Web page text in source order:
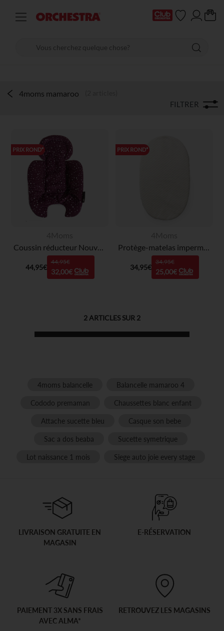
4moms mamaroo
FILTRER
PRIX ROND*
44,95€
44,95€
32,00€
PRIX ROND*
34,95€
34,95€
25,00€
2 ARTICLES SUR 2
4moms balancelle
Balancelle mamaroo 4
Cododo premaman
Chaussettes blanc enfant
Attache sucette bleu
Casque son bebe
Sac a dos beaba
Sucette symetrique
Lot naissance 1 mois
Siege auto joie every stage
LIVRAISON GRATUITE EN
MAGASIN
E-RÉSERVATION
PAIEMENT 3X SANS FRAIS
AVEC ALMA*
RETROUVEZ LES MAGASINS